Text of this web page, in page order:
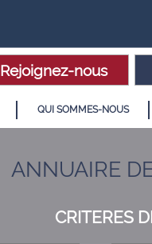
ANNUAIRE
CRITERES
Rejoignez-nous
QUI SOMMES-NOUS